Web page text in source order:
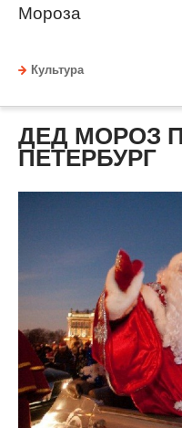
Мороза
Культура
ДЕД МОРОЗ
ПЕТЕРБУРГ